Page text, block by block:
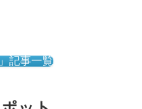
記事一覧